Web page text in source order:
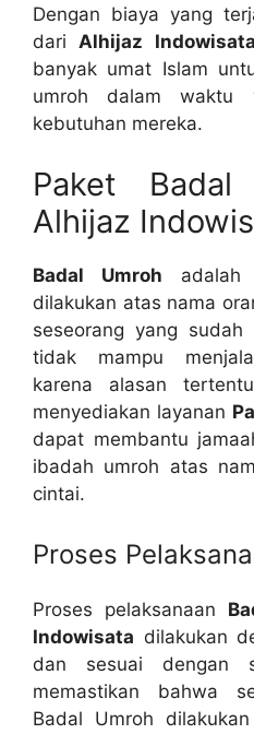
Dengan biaya yang
dariAlhijaz Indowisata
banyak umat Islam
umroh dalam waktu
kebutuhan mereka.
Paket
Alhijaz
Badal Umroh adalah
dilakukan atas nama
seseorang yang
tidak mampu
karena alasan
menyediakan layanan
dapat membantu
ibadah umroh atas
cintai.
Proses
Proses pelaksanaan
Indowisata dilakukan
dan sesuai dengan
memastikan bahwa
Badal Umroh